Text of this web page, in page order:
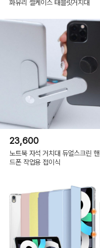
화유리 젤케이스 태블릿거치대
23,600
노트북 자석 거치대 듀얼스크린 핸
드폰 작업용 접이식